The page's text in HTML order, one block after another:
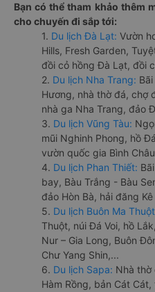
Bạn có thể tham khảo thêm
cho chuyến đi sắp tới:
1. Du lịch Đà Lạt: Vườn
Hills, Fresh Garden,
đồi cỏ hồng Đà Lạt, đồi
2. Du lịch Nha Trang:
Hương, nhà thờ đá, chợ
nhà ga Nha Trang, đảo
3. Du lịch Vũng Tàu:
mũi Nghinh Phong, hồ
vườn quốc gia Bình
4. Du lịch Phan Thiết:
bay, Bàu Trắng - Bàu
đảo Hòn Bà, hải đăng Kê
5. Du lịch Buôn Ma
Thuột, núi Đá Voi, hồ
Nur – Gia Long, Buôn
Chư Yang Shin,...
6. Du lịch Sapa: Nhà thờ
Hàm Rồng, bản Cát